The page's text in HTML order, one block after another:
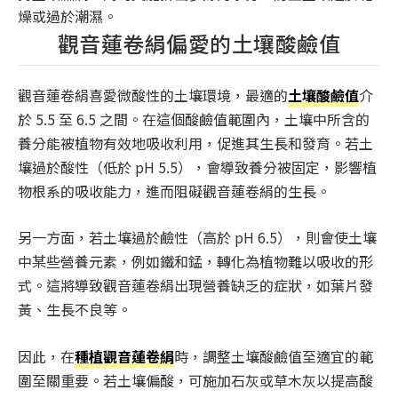
燥或過於潮濕。
觀音蓮卷絹偏愛的土壤酸鹼值
觀音蓮卷絹喜愛微酸性的土壤環境，最適的土壤酸鹼值介
於 5.5 至 6.5 之間。在這個酸鹼值範圍內，土壤中所含的
養分能被植物有效地吸收利用，促進其生長和發育。若土
壤過於酸性（低於 pH 5.5），會導致養分被固定，影響植
物根系的吸收能力，進而阻礙觀音蓮卷絹的生長。
另一方面，若土壤過於鹼性（高於 pH 6.5），則會使土壤
中某些營養元素，例如鐵和錳，轉化為植物難以吸收的形
式。這將導致觀音蓮卷絹出現營養缺乏的症狀，如葉片發
黃、生長不良等。
因此，在種植觀音蓮卷絹時，調整土壤酸鹼值至適宜的範
圍至關重要。若土壤偏酸，可施加石灰或草木灰以提高酸